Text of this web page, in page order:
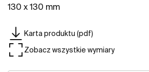
130 x 130 mm
Karta produktu (pdf)
Zobacz wszystkie wymiary